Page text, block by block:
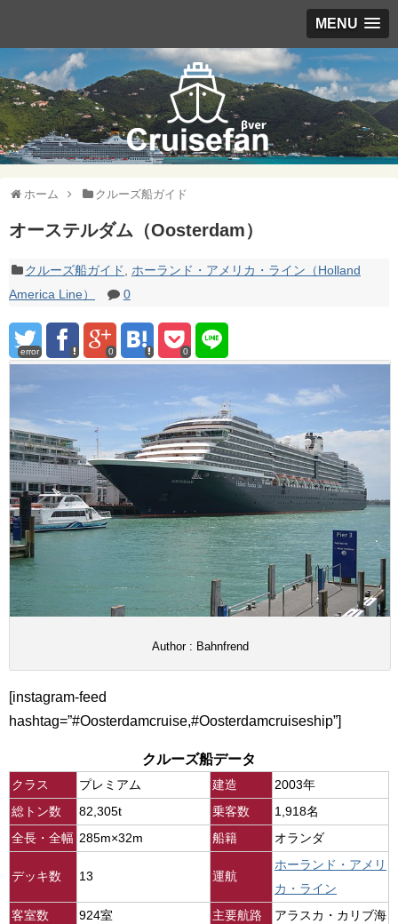
MENU
ホーム クルーズ船ガイド
オーステルダム（Oosterdam）
クルーズ船ガイド
ホーランド・アメリカ・ライン（Holland
America Line）
0
error 0 0
Author : Bahnfrend
[instagram-feed
hashtag=”#Oosterdamcruise,#Oosterdamcruiseship”]
クルーズ船データ
クラス プレミアム 建造
2003年
総トン数
82,305t 乗客数
1,918名
全長・全幅 285m×32m 船籍 オランダ
デッキ数 13 運航
ホーランド・アメリ
カ・ライン
客室数
924室 主要航路 アラスカ・カリブ海